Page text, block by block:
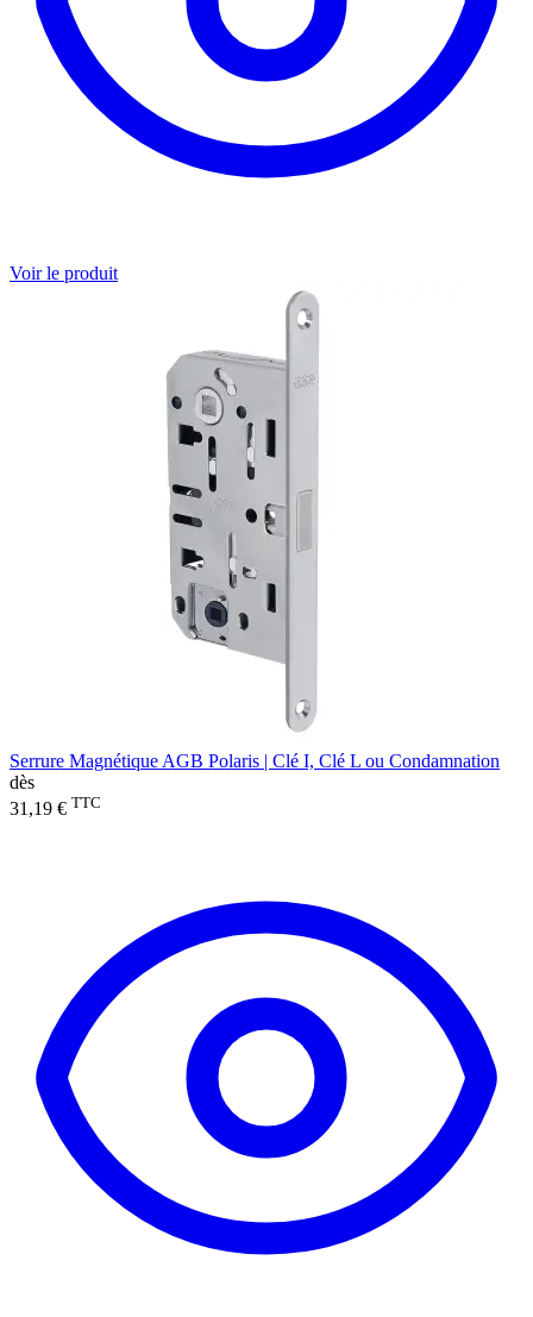
Voir le produit
Serrure Magnétique AGB Polaris | Clé I, Clé L ou Condamnation
dès
31,19 € TTC